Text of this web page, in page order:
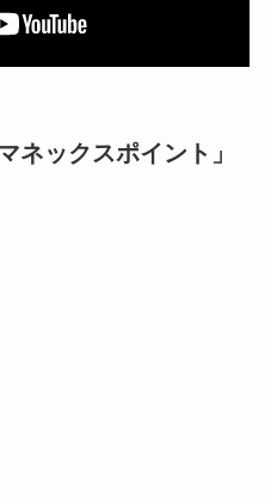
ックスポイント」